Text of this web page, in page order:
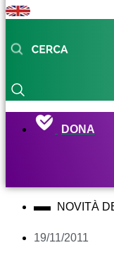
DONA
NOVITÀ
19/11/2011